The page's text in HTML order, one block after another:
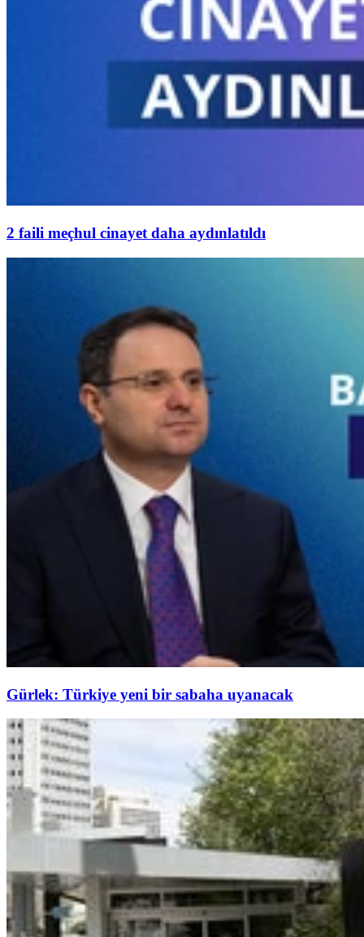
2 faili meçhul cinayet daha aydınlatıldı
Gürlek: Türkiye yeni bir sabaha uyanacak